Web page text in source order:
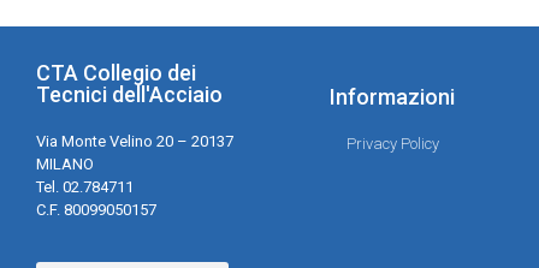
CTA Collegio dei
Tecnici dell'Acciaio
Via Monte Velino 20 – 20137
MILANO
Tel. 02.784711
C.F. 80099050157
Informazioni
Privacy Policy